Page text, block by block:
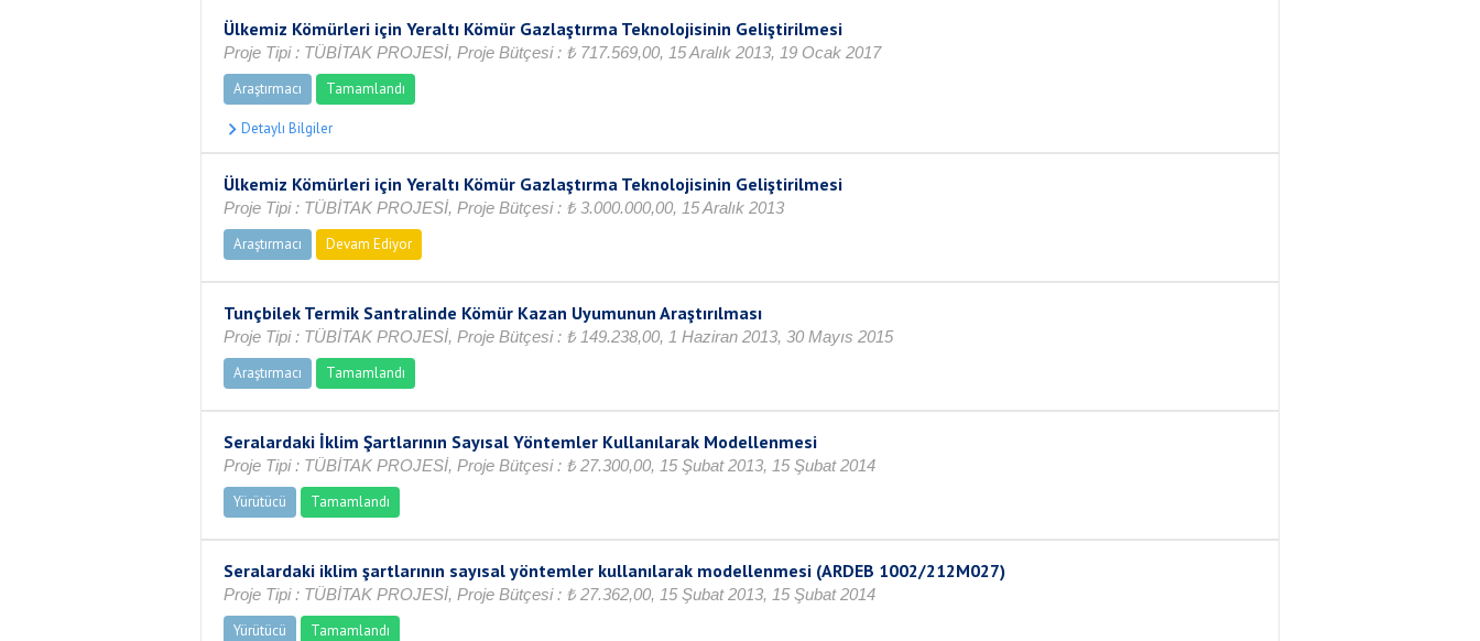
Ülkemiz Kömürleri için Yeraltı Kömür Gazlaştırma Teknolojisinin Geliştirilmesi
Proje Tipi : TÜBİTAK PROJESİ, Proje Bütçesi : ₺ 717.569,00, 15 Aralık 2013, 19 Ocak 2017
Araştırmacı
Tamamlandı
Ülkemiz Kömürleri için Yeraltı Kömür Gazlaştırma Teknolojisinin Geliştirilmesi
Proje Tipi : TÜBİTAK PROJESİ, Proje Bütçesi : ₺ 3.000.000,00, 15 Aralık 2013
Araştırmacı
Devam Ediyor
Tunçbilek Termik Santralinde Kömür Kazan Uyumunun Araştırılması
Proje Tipi : TÜBİTAK PROJESİ, Proje Bütçesi : ₺ 149.238,00, 1 Haziran 2013, 30 Mayıs 2015
Araştırmacı
Tamamlandı
Seralardaki İklim Şartlarının Sayısal Yöntemler Kullanılarak Modellenmesi
Proje Tipi : TÜBİTAK PROJESİ, Proje Bütçesi : ₺ 27.300,00, 15 Şubat 2013, 15 Şubat 2014
Yürütücü
Tamamlandı
Seralardaki iklim şartlarının sayısal yöntemler kullanılarak modellenmesi (ARDEB 1002/212M027)
Proje Tipi : TÜBİTAK PROJESİ, Proje Bütçesi : ₺ 27.362,00, 15 Şubat 2013, 15 Şubat 2014
Yürütücü
Tamamlandı